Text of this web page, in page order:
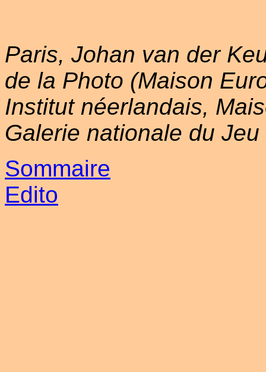
Paris, Johan van der
de la Photo (Maison
Institut néerlandais,
Galerie nationale du
Sommaire
Edito